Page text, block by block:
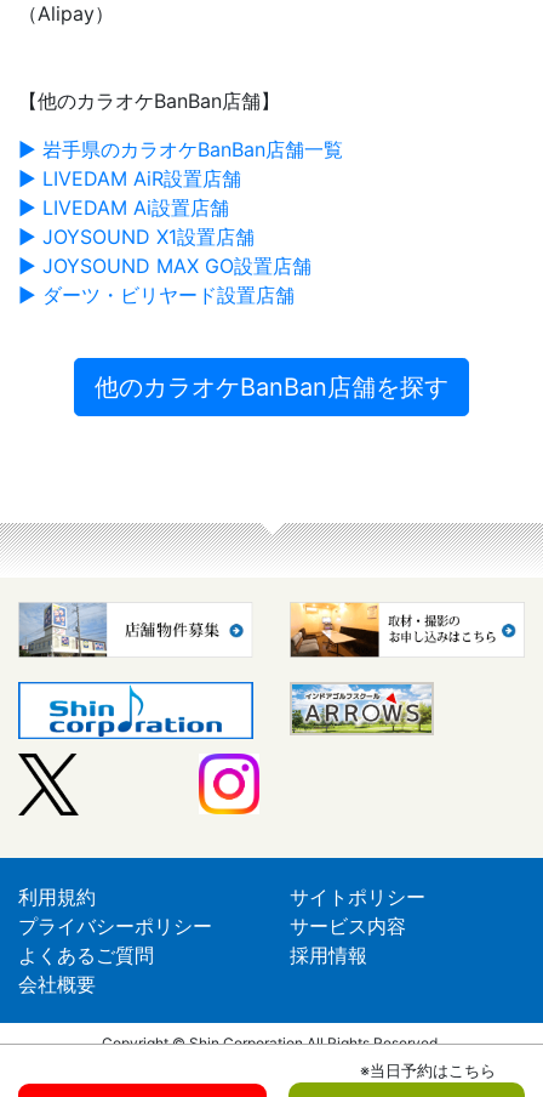
（Alipay）
【他のカラオケBanBan店舗】
▶ 岩手県のカラオケBanBan店舗一覧
▶ LIVEDAM AiR設置店舗
▶ LIVEDAM Ai設置店舗
▶ JOYSOUND X1設置店舗
▶ JOYSOUND MAX GO設置店舗
▶ ダーツ・ビリヤード設置店舗
他のカラオケBanBan店舗を探す
利用規約
サイトポリシー
プライバシーポリシー
サービス内容
よくあるご質問
採用情報
会社概要
Copyright © Shin Corporation All Rights Reserved.
※当日予約はこちら